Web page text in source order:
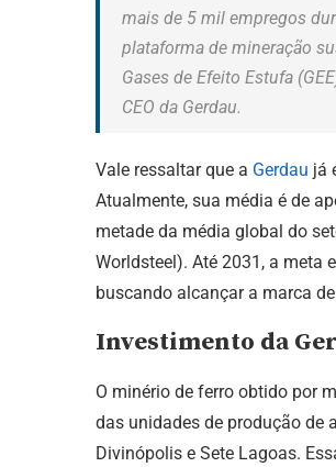
mais de 5 mil empregos
plataforma de mineração
Gases de Efeito Estufa
CEO da Gerdau.
Vale ressaltar que a Gerdau já
Atualmente, sua média é de
metade da média global do
Worldsteel). Até 2031, a meta
buscando alcançar a marca
Investimento da
O minério de ferro obtido por
das unidades de produção de
Divinópolis e Sete Lagoas.